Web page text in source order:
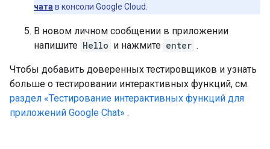
чата в консоли Google Cloud.
В новом личном сообщении в приложении
напишите Hello и нажмите enter .
Чтобы добавить доверенных тестировщиков и узнать
больше о тестировании интерактивных функций, см.
раздел «Тестирование интерактивных функций для
приложений Google Chat» .